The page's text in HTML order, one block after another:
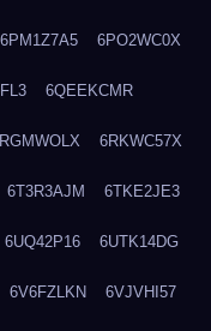
6PM1Z7A5 6PO2WC0X
6QEEKCMR
6RKWC57X
6T3R3AJM 6TKE2JE3
6UQ42P16 6UTK14DG
6V6FZLKN 6VJVHI57